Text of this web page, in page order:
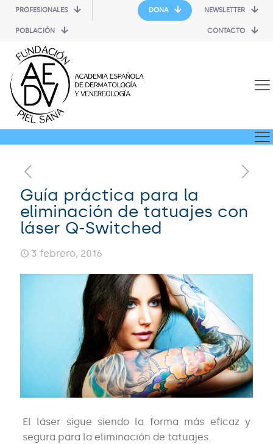
PROFESIONALES
POBLACIÓN
DONA NEWSLETTER
CONTACTO
Guía práctica para la
eliminación de tatuajes con
láser Q-Switched
3 febrero, 2016
El láser sigue siendo la forma más eficaz y
segura para la eliminación de tatuajes.